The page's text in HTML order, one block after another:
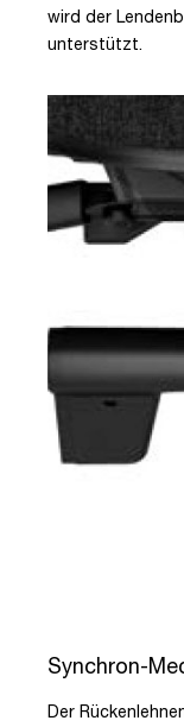
wird der
unterstützt.
Synchron-
Der